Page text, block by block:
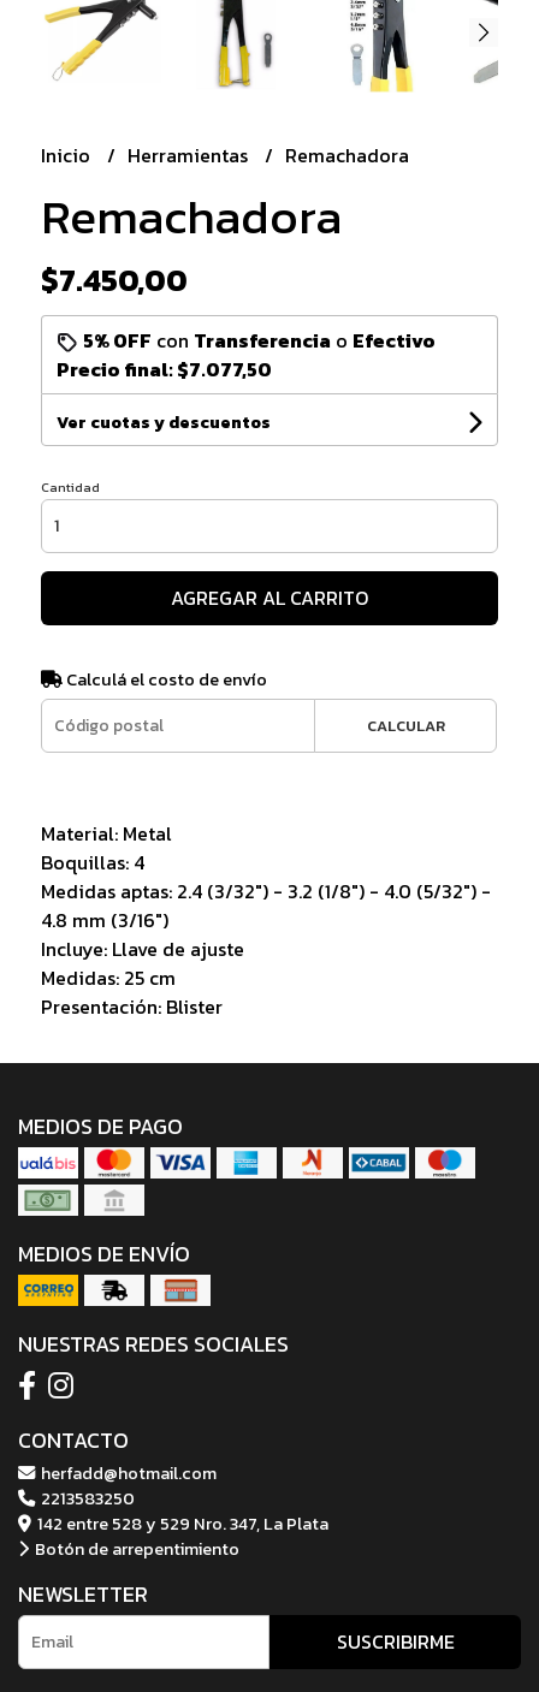
Inicio Herramientas Remachadora
Remachadora
$7.450,00
5% OFF con Transferencia o Efectivo
Precio final:$7.077,50
Ver cuotas y descuentos
Cantidad
AGREGAR AL CARRITO
Calculá el costo de envío
CALCULAR
Material: Metal
Boquillas: 4
Medidas aptas: 2.4 (3/32") - 3.2 (1/8") - 4.0 (5/32") -
4.8 mm (3/16")
Incluye: Llave de ajuste
Medidas: 25 cm
Presentación: Blister
MEDIOS DE PAGO
MEDIOS DE ENVÍO
NUESTRAS REDES SOCIALES
CONTACTO
herfadd@hotmail.com
2213583250
142 entre 528 y 529 Nro. 347, La Plata
Botón de arrepentimiento
NEWSLETTER
SUSCRIBIRME